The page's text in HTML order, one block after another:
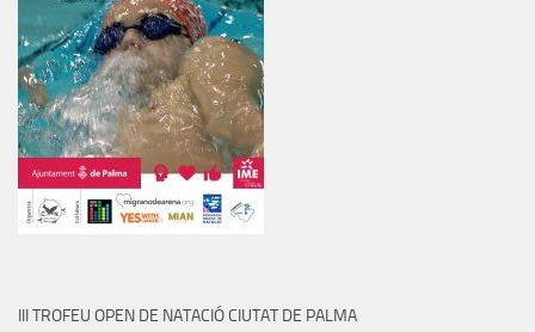
III TROFEU OPEN DE NATACIÓ CIUTAT DE PALMA